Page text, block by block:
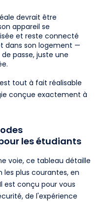
devrait être
appareil se
et reste connecté
dans son logement —
passe, juste une
tout à fait réalisable
conçue exactement à
les étudiants
voie, ce tableau détaille
plus courantes, en
est conçu pour vous
de l'expérience